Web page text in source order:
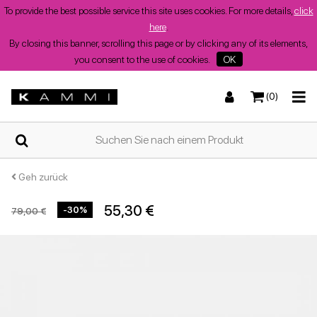
To provide the best possible service this site uses cookies. For more details, click
here.
By closing this banner, scrolling this page or by clicking any of its elements,
you consent to the use of cookies.
OK
(0)
ZUHAUSE
WER
WIR
SIND
SHOPS
TurnschuheNiedrige Sandalen
TurnschuheStiefel und Stiefeletten
Geh zurück
79,00 € -30% 55,30 €